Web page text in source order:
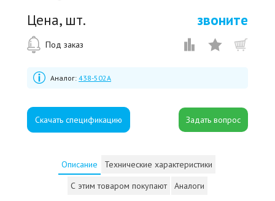
Цена, шт. звоните
Под заказ
Аналог: 438-502A
Скачать спецификацию
Описание
Технические характеристики
С этим товаром покупают
Аналоги